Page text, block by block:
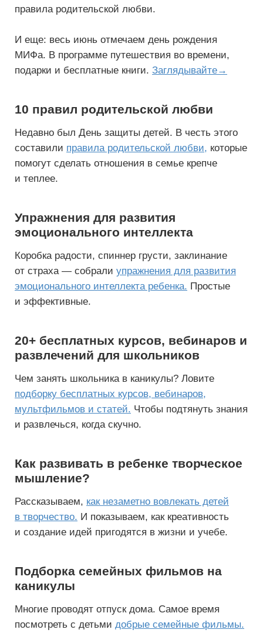
правила родительской любви.
И еще: весь июнь отмечаем день рождения
МИФа. В программе путешествия во времени,
подарки и бесплатные книги. Заглядывайте→
10 правил родительской любви
Недавно был День защиты детей. В честь этого
составили правила родительской любви, которые
помогут сделать отношения в семье крепче
и теплее.
Упражнения для развития
эмоционального интеллекта
Коробка радости, спиннер грусти, заклинание
от страха — собрали упражнения для развития
эмоционального интеллекта ребенка. Простые
и эффективные.
20+ бесплатных курсов, вебинаров и
развлечений для школьников
Чем занять школьника в каникулы? Ловите
подборку бесплатных курсов, вебинаров,
мультфильмов и статей. Чтобы подтянуть знания
и развлечься, когда скучно.
Как развивать в ребенке творческое
мышление?
Рассказываем, как незаметно вовлекать детей
в творчество. И показываем, как креативность
и создание идей пригодятся в жизни и учебе.
Подборка семейных фильмов на
каникулы
Многие проводят отпуск дома. Самое время
посмотреть с детьми добрые семейные фильмы.